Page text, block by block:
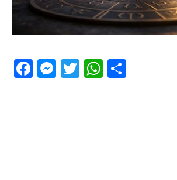
Facebook
Messenger
TwitterWhatsApp